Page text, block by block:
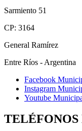
Sarmiento 51
CP: 3164
General Ramírez
Entre Ríos - Argentina
Facebook
Instagram
Youtube